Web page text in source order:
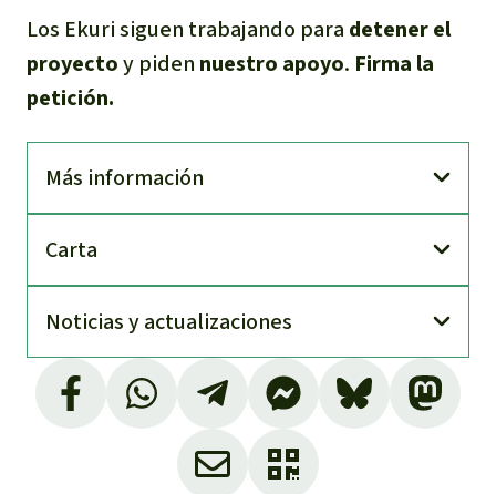
Los Ekuri siguen trabajando para detener el
proyectoy piden nuestro apoyo. Firma la
petición.
Más información
Carta
Noti­cias y actuali­zaciones